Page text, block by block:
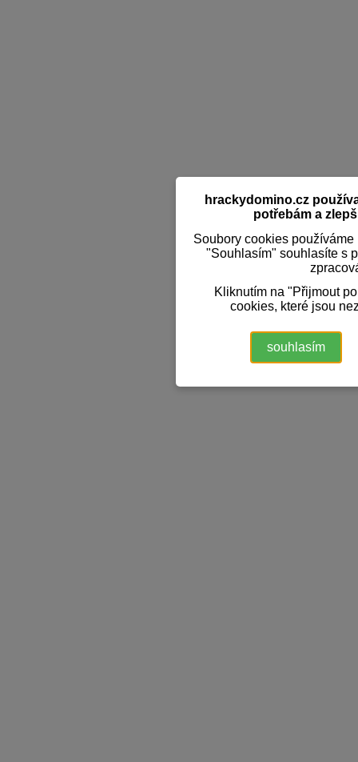
hrackydomino.cz
potřebám a
Soubory cookies
"Souhlasím" souhlasíte s
Kliknutím na "Přijmout
cookies, které jsou
souhlasím